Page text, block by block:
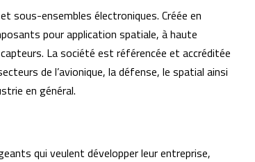
sous-ensembles électroniques. Créée en
pour application spatiale, à haute
La société est référencée et accréditée
de l’avionique, la défense, le spatial ainsi
en général.
qui veulent développer leur entreprise,